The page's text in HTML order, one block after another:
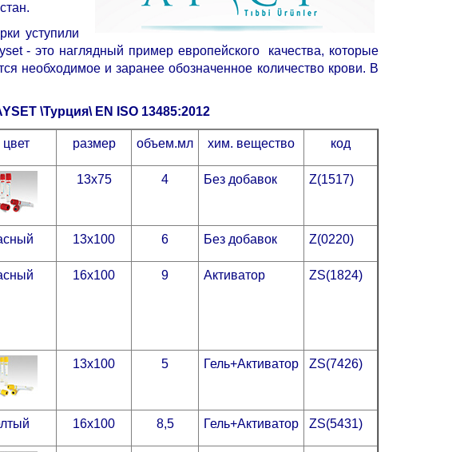
уступили
- это наглядный пример европейского качества, которые
необходимое и заранее обозначенное количество крови. В
\Турция\ EN ISO 13485:2012
цвет размер объем.мл хим. вещество код
13х75 4 Без добавок Z(1517)
13х100 6 Без добавок Z(0220)
16х100 9 Активатор ZS(1824)
13х100 5 Гель+Активатор ZS(7426)
16х100 8,5 Гель+Активатор ZS(5431)